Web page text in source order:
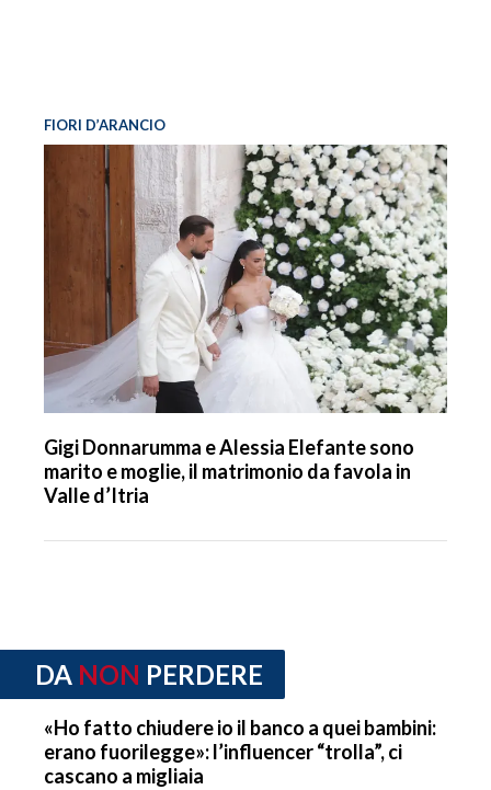
FIORI D’ARANCIO
Gigi Donnarumma e Alessia Elefante sono
marito e moglie, il matrimonio da favola in
Valle d’Itria
DA NON PERDERE
«Ho fatto chiudere io il banco a quei bambini:
erano fuorilegge»: l’influencer “trolla”, ci
cascano a migliaia